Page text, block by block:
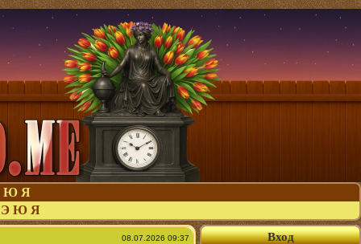
Ю Я
Э Ю Я
08.07.2026 09:37 Вход